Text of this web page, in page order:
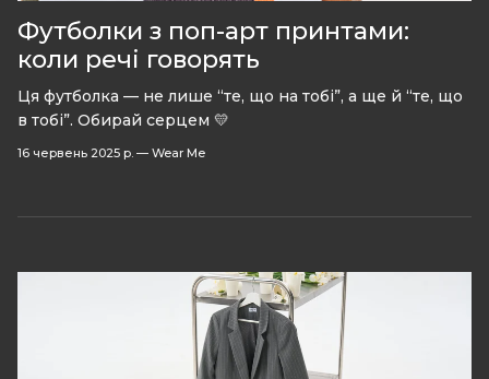
Футболки з поп-арт принтами:
коли речі говорять
Ця футболка — не лише “те, що на тобі”, а ще й “те, що
в тобі”. Обирай серцем 💛
16 червень 2025 р. — Wear Me